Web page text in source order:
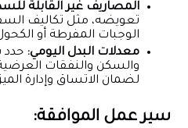
المصاريف غير القابلة
تعويضه، مثل تكاليف
الوجبات المفرطة أو
معدلات البدل اليومي: حدد
والسكن والنفقات
لضمان الاتساق وإدارة
سير عمل الموافقة: